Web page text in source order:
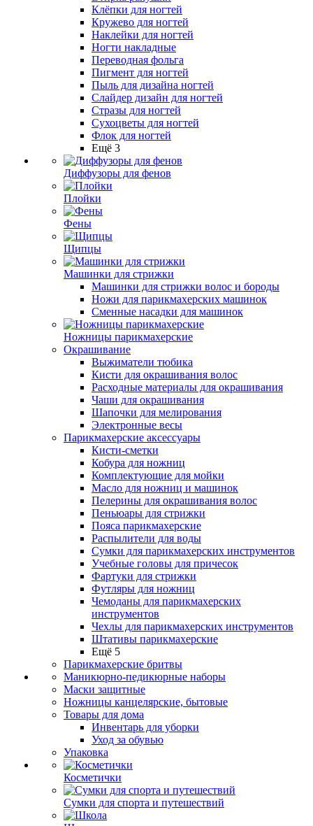
Клёпки для ногтей
Кружево для ногтей
Наклейки для ногтей
Ногти накладные
Переводная фольга
Пигмент для ногтей
Пыль для дизайна ногтей
Слайдер дизайн для ногтей
Стразы для ногтей
Сухоцветы для ногтей
Флок для ногтей
Ещё 3
Диффузоры для фенов
Плойки
Фены
Щипцы
Машинки для стрижки
Машинки для стрижки волос и бороды
Ножи для парикмахерских машинок
Сменные насадки для машинок
Ножницы парикмахерские
Окрашивание
Выжиматели тюбика
Кисти для окрашивания волос
Расходные материалы для окрашивания
Чаши для окрашивания
Шапочки для мелирования
Электронные весы
Парикмахерские аксессуары
Кисти-сметки
Кобура для ножниц
Комплектующие для мойки
Масло для ножниц и машинок
Пелерины для окрашивания волос
Пеньюары для стрижки
Пояса парикмахерские
Распылители для воды
Сумки для парикмахерских инструментов
Учебные головы для причесок
Фартуки для стрижки
Футляры для ножниц
Чемоданы для парикмахерских
инструментов
Чехлы для парикмахерских инструментов
Штативы парикмахерские
Ещё 5
Парикмахерские бритвы
Маникюрно-педикюрные наборы
Маски защитные
Ножницы канцелярские, бытовые
Товары для дома
Инвентарь для уборки
Уход за обувью
Упаковка
Косметички
Сумки для спорта и путешествий